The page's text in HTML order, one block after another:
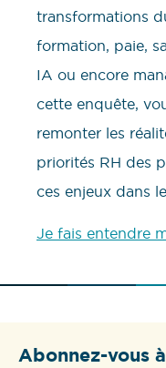
transformations
formation, paie,
IA ou encore
cette enquête,
remonter les
priorités RH des
ces enjeux dans
Je fais entendre
Abonnez-vous